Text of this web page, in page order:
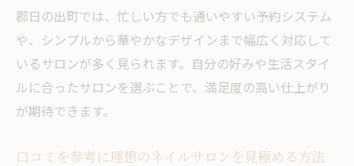
ネイルサロンで実現する自分だけのオーダ
ーデザイン
サロンで叶える癒しと美しさの両立体験
ネイルサロンでのカスタム施術が人気の理
自分の個性を活かすネイルサロンの楽しみ
郡日の出町では、忙しい方でも通いやすい予約システム
や、シンプルから華やかなデザインまで幅広く対応して
いるサロンが多く見られます。自分の好みや生活スタイ
ルに合ったサロンを選ぶことで、満足度の高い仕上がり
が期待できます。
口コミを参考に理想のネイルサロンを見極める方法